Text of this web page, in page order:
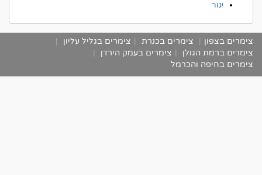
יגור
צימרים בצפון | צימרים בכנרת | צימרים בגליל עליון
|
צימרים ברמת הגולן
| צימרים בעמק הירדן
|
צימרים בחיפה והכרמל